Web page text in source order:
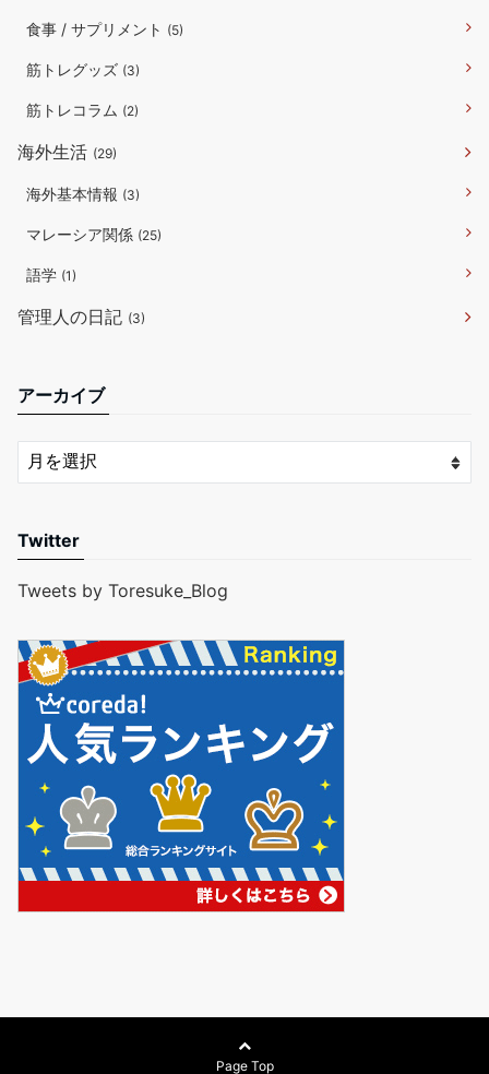
食事 / サプリメント (5)
筋トレグッズ (3)
筋トレコラム (2)
海外生活 (29)
海外基本情報 (3)
マレーシア関係 (25)
語学 (1)
管理人の日記 (3)
アーカイブ
Twitter
Tweets by Toresuke_Blog
Page Top